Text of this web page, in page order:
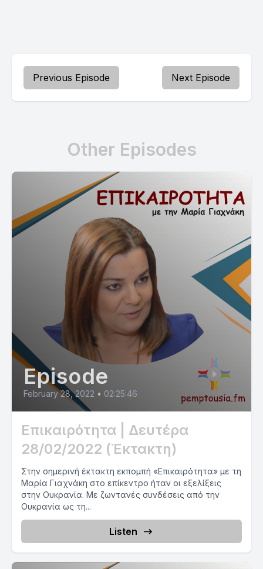
Previous Episode Next Episode
Other Episodes
Episode
February 28, 2022 • 02:25:46
Επικαιρότητα | Δευτέρα
28/02/2022 (Έκτακτη)
Στην σημερινή έκτακτη εκπομπή «Επικαιρότητα» με τη
Μαρία Γιαχνάκη στο επίκεντρο ήταν οι εξελίξεις
στην Ουκρανία. Με ζωντανές συνδέσεις από την
Ουκρανία ως τη...
Listen